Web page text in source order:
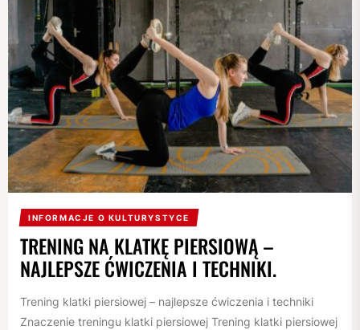
INFORMACJE O KULTURYSTYCE
TRENING NA KLATKĘ PIERSIOWĄ –
NAJLEPSZE ĆWICZENIA I TECHNIKI.
Trening klatki piersiowej – najlepsze ćwiczenia i techniki
Znaczenie treningu klatki piersiowej Trening klatki piersiowej